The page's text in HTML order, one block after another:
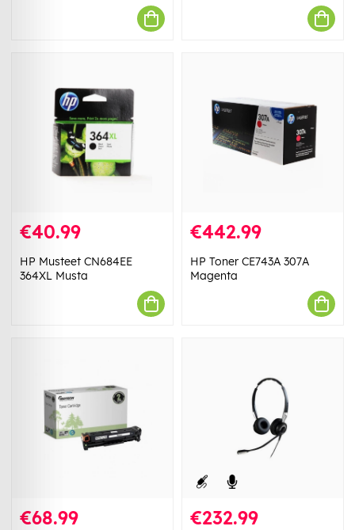
€40.99
HP Musteet CN684EE
364XL Musta
€442.99
HP Toner CE743A 307A
Magenta
€68.99 €232.99